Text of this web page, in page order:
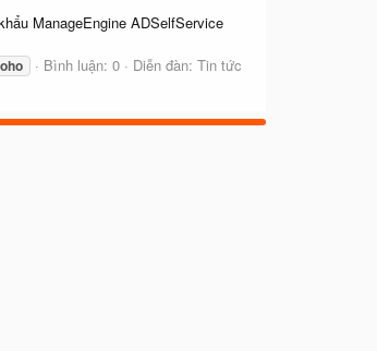
ManageEngine ADSelfService
Bình luận: 0 Diễn đàn: Tin tức